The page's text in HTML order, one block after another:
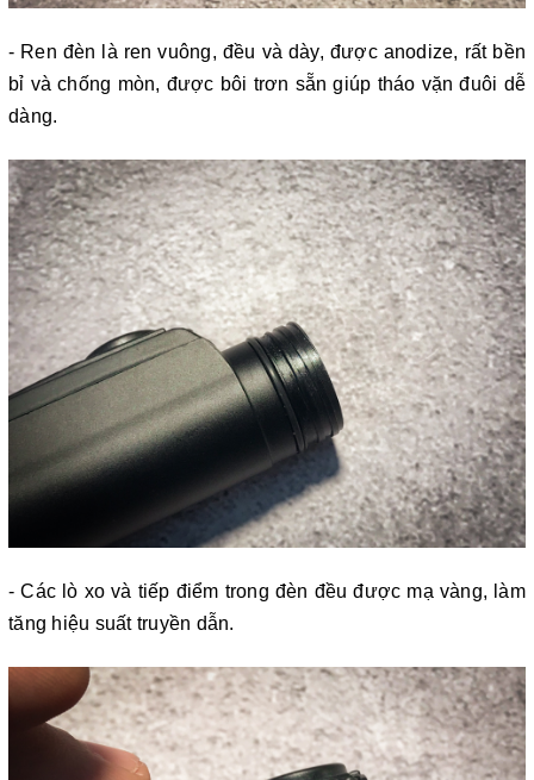
- Ren đèn là ren vuông, đều và dày, được anodize, rất bền
bỉ và chống mòn, được bôi trơn sẵn giúp tháo vặn đuôi dễ
dàng.
- Các lò xo và tiếp điểm trong đèn đều được mạ vàng, làm
tăng hiệu suất truyền dẫn.